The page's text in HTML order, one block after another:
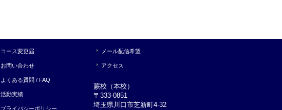
コース変更届
お問い合わせ
よくある質問 / FAQ
活動実績
プライバシーポリシー
メール配信希望
アクセス
蕨校（本校）
〒333-0851
埼玉県川口市芝新町4-32